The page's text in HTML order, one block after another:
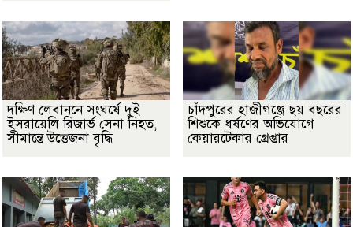
দক্ষিণ লেবাননে সংঘর্ষে দুই
ইসরায়েলি রিজার্ভ সেনা নিহত,
সীমান্তে উত্তেজনা বৃদ্ধি
চাঁদপুরের হাজীগঞ্জে ছয় বছরের
শিশুকে ধর্ষণের অভিযোগে
কেয়ারটেকার গ্রেপ্তার